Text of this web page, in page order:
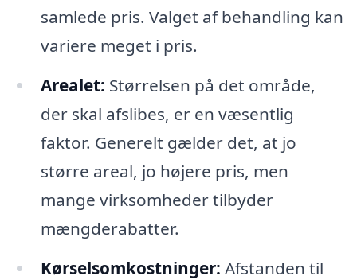
samlede pris. Valget af behandling kan
variere meget i pris.
Arealet: Størrelsen på det område,
der skal afslibes, er en væsentlig
faktor. Generelt gælder det, at jo
større areal, jo højere pris, men
mange virksomheder tilbyder
mængderabatter.
Kørselsomkostninger: Afstanden til